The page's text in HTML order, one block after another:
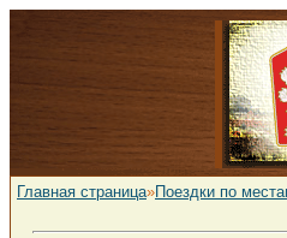
Главная страница»Поездки по